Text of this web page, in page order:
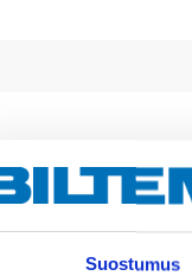
Suostumus